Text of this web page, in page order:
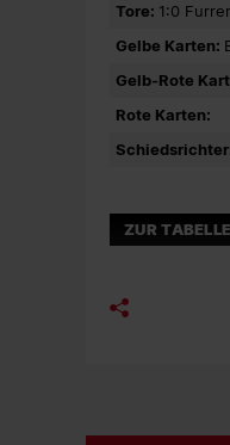
Tore: 1:0
Gelbe Karten:
Gelb-Rote
Rote Karten:
ZUR TABELLE